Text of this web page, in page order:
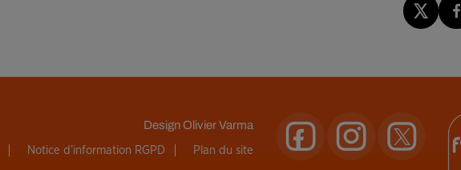
DesignOlivier Varma
Notice d’information RGPD Plan du site